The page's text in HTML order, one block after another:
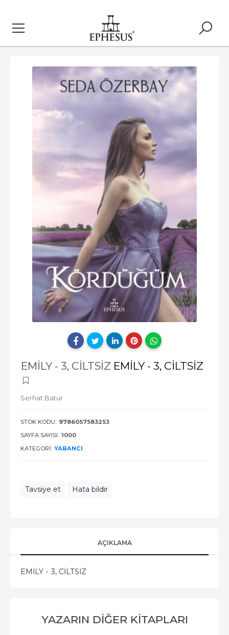
EMİLY - 3, CİLTSİZ EMİLY - 3, CİLTSİZ
Serhat Batur
STOK KODU: 9786057583253
SAYFA SAYISI: 1000
KATEGORI: YABANCI
Tavsiye et Hata bildir
AÇIKLAMA
EMİLY - 3, CİLTSİZ
YAZARIN DIĞER KITAPLARI